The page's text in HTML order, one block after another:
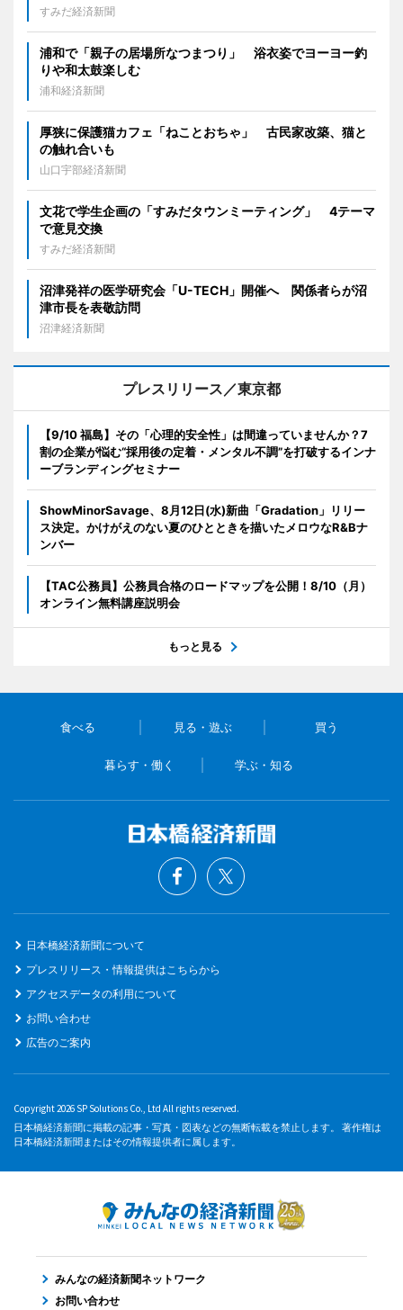
すみだ経済新聞
浦和で「親子の居場所なつまつり」 浴衣姿でヨーヨー釣
りや和太鼓楽しむ
浦和経済新聞
厚狭に保護猫カフェ「ねことおちゃ」 古民家改築、猫と
の触れ合いも
山口宇部経済新聞
文花で学生企画の「すみだタウンミーティング」 4テーマ
で意見交換
すみだ経済新聞
沼津発祥の医学研究会「U-TECH」開催へ 関係者らが沼
津市長を表敬訪問
沼津経済新聞
プレスリリース／東京都
【9/10 福島】その「心理的安全性」は間違っていませんか？7
割の企業が悩む“採用後の定着・メンタル不調”を打破するインナ
ーブランディングセミナー
ShowMinorSavage、8月12日(水)新曲「Gradation」リリー
ス決定。かけがえのない夏のひとときを描いたメロウなR&Bナ
ンバー
【TAC公務員】公務員合格のロードマップを公開！8/10（月）
オンライン無料講座説明会
もっと見る
食べる 見る・遊ぶ 買う
暮らす・働く 学ぶ・知る
日本橋経済新聞について
プレスリリース・情報提供はこちらから
アクセスデータの利用について
お問い合わせ
広告のご案内
Copyright 2026 SP Solutions Co., Ltd All rights reserved.
日本橋経済新聞に掲載の記事・写真・図表などの無断転載を禁止します。 著作権は
日本橋経済新聞またはその情報提供者に属します。
みんなの経済新聞ネットワーク
お問い合わせ